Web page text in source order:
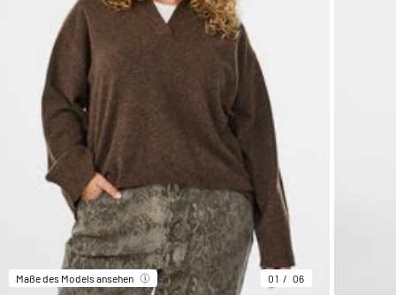
Maße des Models ansehen 01 06